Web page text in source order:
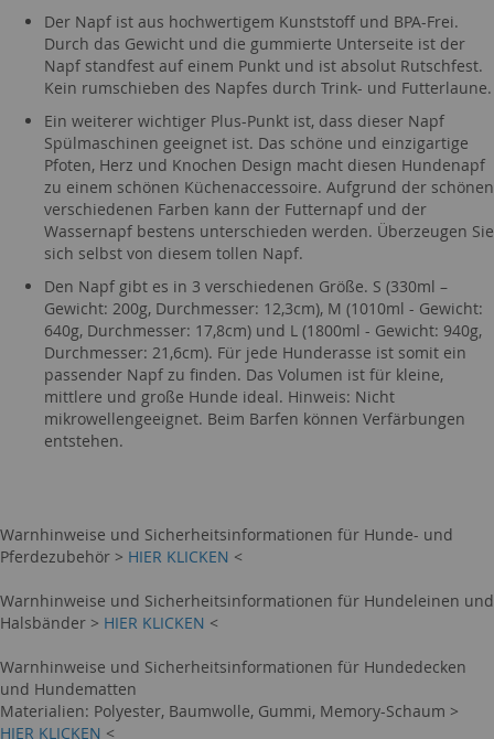
Der Napf ist aus hochwertigem Kunststoff und BPA-Frei.
Durch das Gewicht und die gummierte Unterseite ist der
Napf standfest auf einem Punkt und ist absolut Rutschfest.
Kein rumschieben des Napfes durch Trink- und Futterlaune.
Ein weiterer wichtiger Plus-Punkt ist, dass dieser Napf
Spülmaschinen geeignet ist. Das schöne und einzigartige
Pfoten, Herz und Knochen Design macht diesen Hundenapf
zu einem schönen Küchenaccessoire. Aufgrund der schönen
verschiedenen Farben kann der Futternapf und der
Wassernapf bestens unterschieden werden. Überzeugen Sie
sich selbst von diesem tollen Napf.
Den Napf gibt es in 3 verschiedenen Größe. S (330ml –
Gewicht: 200g, Durchmesser: 12,3cm), M (1010ml - Gewicht:
640g, Durchmesser: 17,8cm) und L (1800ml - Gewicht: 940g,
Durchmesser: 21,6cm). Für jede Hunderasse ist somit ein
passender Napf zu finden. Das Volumen ist für kleine,
mittlere und große Hunde ideal. Hinweis: Nicht
mikrowellengeeignet. Beim Barfen können Verfärbungen
entstehen.
Warnhinweise und Sicherheitsinformationen für Hunde- und
Pferdezubehör > HIER KLICKEN <
Warnhinweise und Sicherheitsinformationen für Hundeleinen und
Halsbänder > HIER KLICKEN <
Warnhinweise und Sicherheitsinformationen für Hundedecken
und Hundematten
Materialien: Polyester, Baumwolle, Gummi, Memory-Schaum >
HIER KLICKEN <